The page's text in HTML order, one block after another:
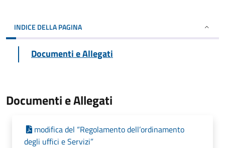
INDICE DELLA PAGINA
Documenti e Allegati
Documenti e Allegati
modifica del “Regolamento dell’ordinamento
degli uffici e Servizi”